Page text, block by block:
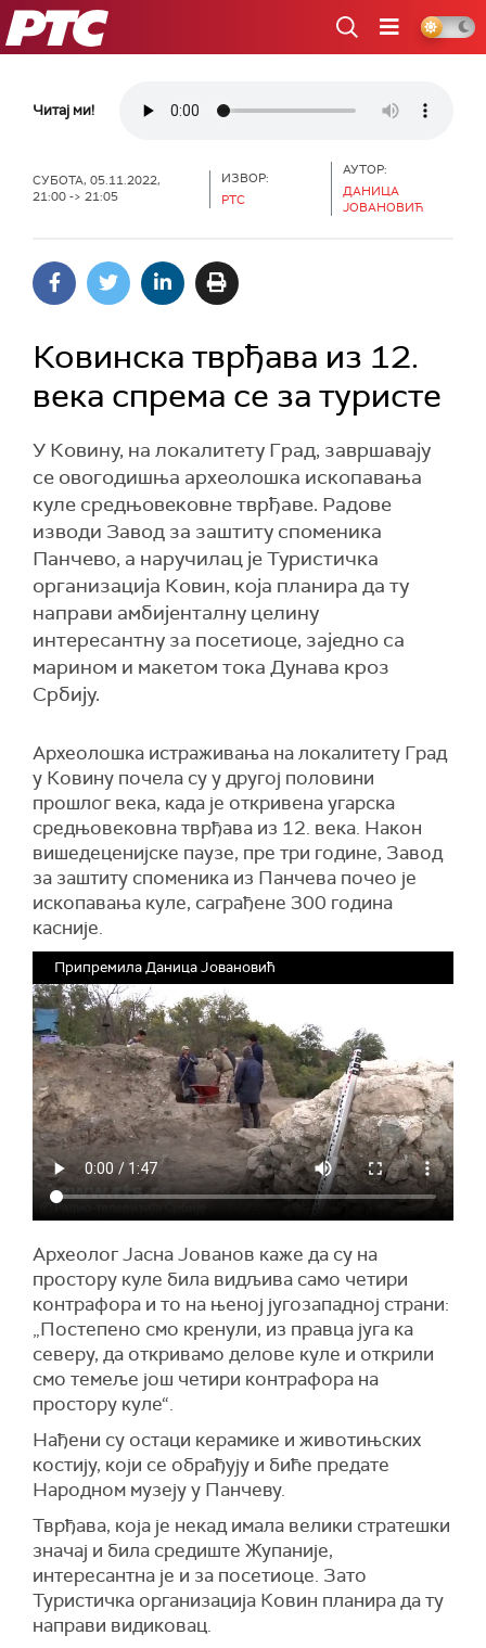
РТС
Читај ми!
СУБОТА, 05.11.2022,
21:00 -> 21:05
ИЗВОР:
РТС
АУТОР:
ДАНИЦА
ЈОВАНОВИЋ
Ковинска тврђава из 12.
века спрема се за туристе
У Ковину, на локалитету Град, завршавају
се овогодишња археолошка ископавања
куле средњовековне тврђаве. Радове
изводи Завод за заштиту споменика
Панчево, а наручилац је Туристичка
организација Ковин, која планира да ту
направи амбијенталну целину
интересантну за посетиоце, заједно са
марином и макетом тока Дунава кроз
Србију.
Археолошка истраживања на локалитету Град
у Ковину почела су у другој половини
прошлог века, када је откривена угарска
средњовековна тврђава из 12. века. Након
вишедеценијске паузе, пре три године, Завод
за заштиту споменика из Панчева почео је
ископавања куле, саграђене 300 година
касније.
Припремила Даница Јовановић
Археолог Јасна Јованов каже да су на
простору куле била видљива само четири
контрафора и то на њеној југозападној страни:
„Постепено смо кренули, из правца југа ка
северу, да откривамо делове куле и открили
смо темеље још четири контрафора на
простору куле“.
Нађени су остаци керамике и животињских
костију, који се обрађују и биће предате
Народном музеју у Панчеву.
Тврђава, која је некад имала велики стратешки
значај и била средиште Жупаније,
интересантна је и за посетиоце. Зато
Туристичка организација Ковин планира да ту
направи видиковац.